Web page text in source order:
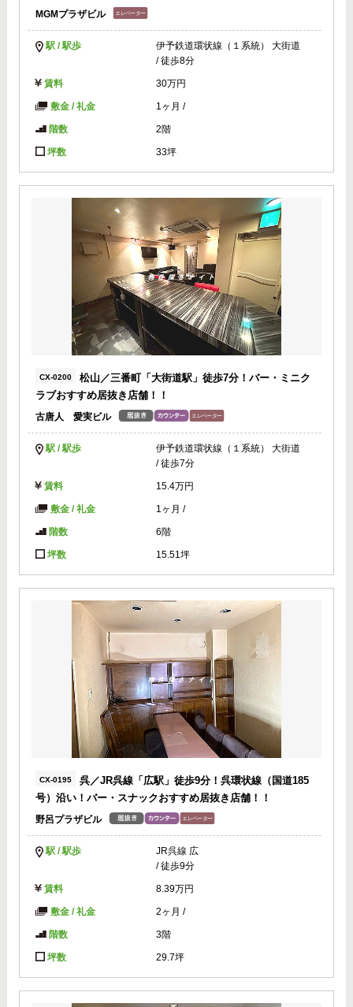
MGMプラザビル
駅 / 駅歩
伊予鉄道環状線（１系統） 大街道
/ 徒歩8分
賃料 30万円
敷金 / 礼金 1ヶ月 /
階数 2階
坪数 33坪
CX-0200
松山／三番町「大街道駅」徒歩7分！バー・ミニク
ラブおすすめ居抜き店舗！！
古唐人 愛実ビル
駅 / 駅歩
伊予鉄道環状線（１系統） 大街道
/ 徒歩7分
賃料 15.4万円
敷金 / 礼金 1ヶ月 /
階数 6階
坪数 15.51坪
CX-0195
呉／JR呉線「広駅」徒歩9分！呉環状線（国道185
号）沿い！バー・スナックおすすめ居抜き店舗！！
野呂プラザビル
駅 / 駅歩
JR呉線 広
/ 徒歩9分
賃料 8.39万円
敷金 / 礼金 2ヶ月 /
階数 3階
坪数 29.7坪